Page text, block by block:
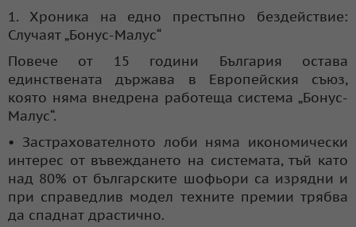
1. Хроника на едно престъпно бездействие:
Случаят „Бонус-Малус“
Повече от 15 години България остава
единствената държава в Европейския съюз,
която няма внедрена работеща система „Бонус-
Малус“.
• Застрахователното лоби няма икономически
интерес от въвеждането на системата, тъй като
над 80% от българските шофьори са изрядни и
при справедлив модел техните премии трябва
да спаднат драстично.